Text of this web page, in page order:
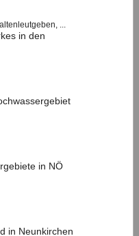
...
in den
in NÖ
in Neunkirchen